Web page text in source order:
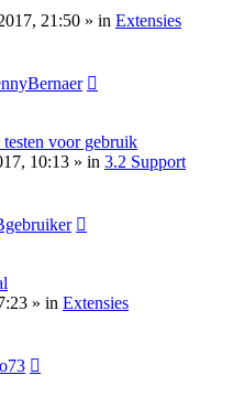
21:50 » in Extensies
voor gebruik
10:13 » in 3.2 Support
» in Extensies